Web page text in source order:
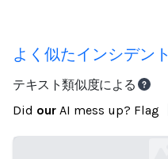
よく似たインシデント
テキスト類似度による
Did our AI mess up? Flag